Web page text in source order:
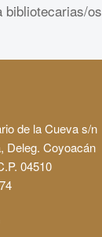
bibliotecarias/os
de la Cueva s/n
Deleg. Coyoacán
04510